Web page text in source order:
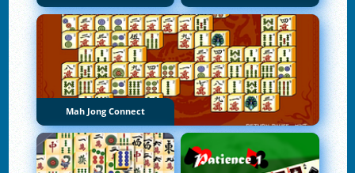
Mah Jong Connect